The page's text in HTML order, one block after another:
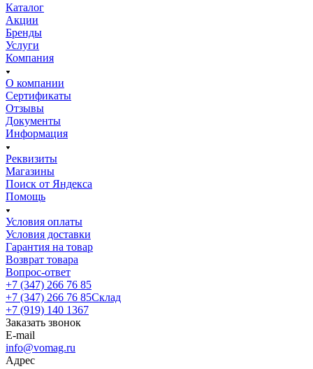
Каталог
Акции
Бренды
Услуги
Компания
О компании
Сертификаты
Отзывы
Документы
Информация
Реквизиты
Магазины
Поиск от Яндекса
Помощь
Условия оплаты
Условия доставки
Гарантия на товар
Возврат товара
Вопрос-ответ
+7 (347) 266 76 85
+7 (347) 266 76 85Склад
+7 (919) 140 1367
Заказать звонок
E-mail
info@vomag.ru
Адрес